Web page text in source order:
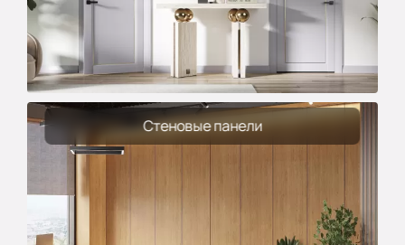
Стеновые панели